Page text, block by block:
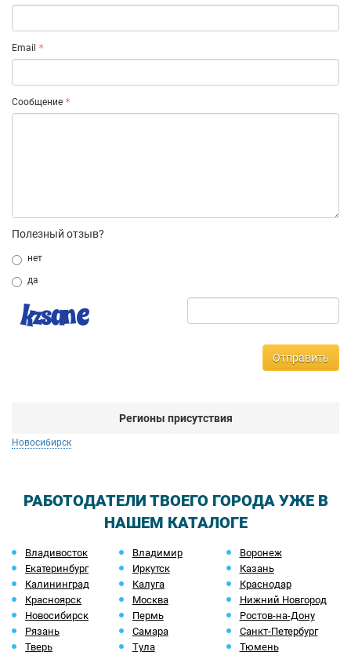
Email
Сообщение
Полезный отзыв?
нет
да
Отправить
Регионы присутствия
Новосибирск
РАБОТОДАТЕЛИ ТВОЕГО ГОРОДА УЖЕ В
НАШЕМ КАТАЛОГЕ
Владивосток Владимир
Воронеж
Екатеринбург
Иркутск
Казань
Калининград
Калуга
Краснодар
Красноярск
Москва
Нижний Новгород
Новосибирск
Пермь
Ростов-на-Дону
Рязань
Самара
Санкт-Петербург
Тверь
Тула Тюмень